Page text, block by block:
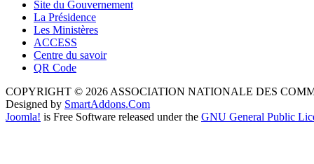
Site du Gouvernement
La Présidence
Les Ministères
ACCESS
Centre du savoir
QR Code
COPYRIGHT © 2026 ASSOCIATION NATIONALE DES
Designed by SmartAddons.Com
Joomla! is Free Software released under the GNU General Public